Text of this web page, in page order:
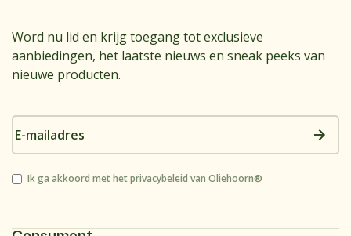
Word nu lid en krijg toegang tot exclusieve
aanbiedingen, het laatste nieuws en sneak peeks van
nieuwe producten.
E-
mailadres
Instemming
Ik ga akkoord met hetprivacybeleid van Oliehoorn®